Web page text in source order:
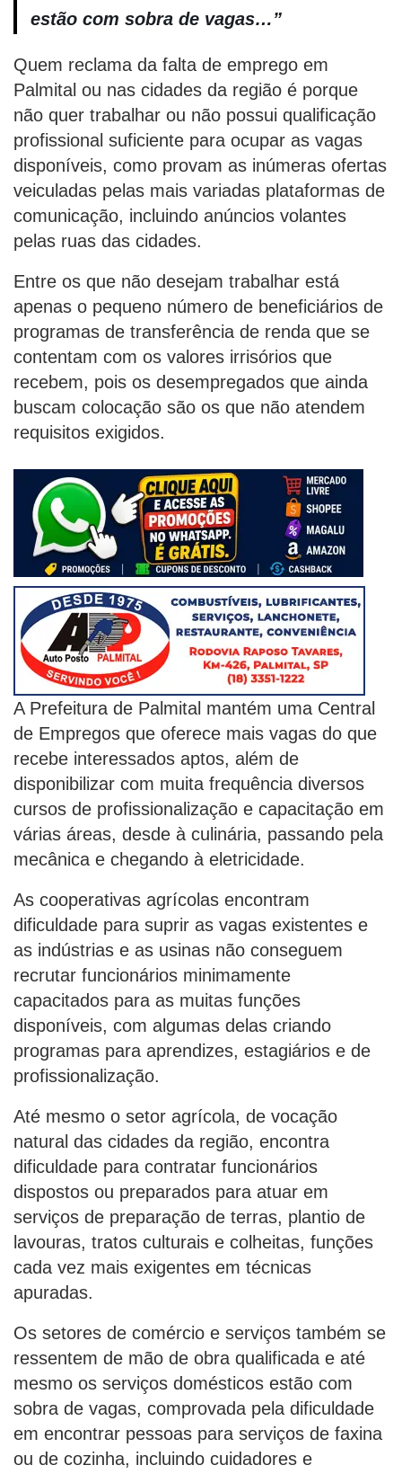
estão com sobra de vagas…”
Quem reclama da falta de emprego em
Palmital ou nas cidades da região é porque
não quer trabalhar ou não possui qualificação
profissional suficiente para ocupar as vagas
disponíveis, como provam as inúmeras ofertas
veiculadas pelas mais variadas plataformas de
comunicação, incluindo anúncios volantes
pelas ruas das cidades.
Entre os que não desejam trabalhar está
apenas o pequeno número de beneficiários de
programas de transferência de renda que se
contentam com os valores irrisórios que
recebem, pois os desempregados que ainda
buscam colocação são os que não atendem
requisitos exigidos.
A Prefeitura de Palmital mantém uma Central
de Empregos que oferece mais vagas do que
recebe interessados aptos, além de
disponibilizar com muita frequência diversos
cursos de profissionalização e capacitação em
várias áreas, desde à culinária, passando pela
mecânica e chegando à eletricidade.
As cooperativas agrícolas encontram
dificuldade para suprir as vagas existentes e
as indústrias e as usinas não conseguem
recrutar funcionários minimamente
capacitados para as muitas funções
disponíveis, com algumas delas criando
programas para aprendizes, estagiários e de
profissionalização.
Até mesmo o setor agrícola, de vocação
natural das cidades da região, encontra
dificuldade para contratar funcionários
dispostos ou preparados para atuar em
serviços de preparação de terras, plantio de
lavouras, tratos culturais e colheitas, funções
cada vez mais exigentes em técnicas
apuradas.
Os setores de comércio e serviços também se
ressentem de mão de obra qualificada e até
mesmo os serviços domésticos estão com
sobra de vagas, comprovada pela dificuldade
em encontrar pessoas para serviços de faxina
ou de cozinha, incluindo cuidadores e